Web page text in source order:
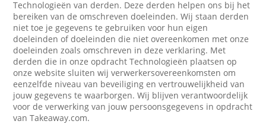
Technologieën van derden. Deze derden helpen ons bij het
bereiken van de omschreven doeleinden. Wij staan derden
niet toe je gegevens te gebruiken voor hun eigen
doeleinden of doeleinden die niet overeenkomen met onze
doeleinden zoals omschreven in deze verklaring. Met
derden die in onze opdracht Technologieën plaatsen op
onze website sluiten wij verwerkersovereenkomsten om
eenzelfde niveau van beveiliging en vertrouwelijkheid van
jouw gegevens te waarborgen. Wij blijven verantwoordelijk
voor de verwerking van jouw persoonsgegevens in opdracht
van Takeaway.com.